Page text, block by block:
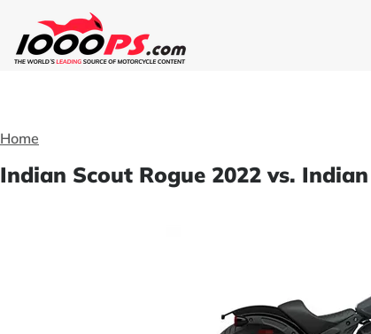
Home
Indian Scout Rogue 2022 vs.